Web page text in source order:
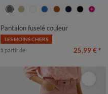
36 38 40 42 44 46
48
Pantalon fuselé couleur
LES MOINS CHERS
à partir de 25,99 € *